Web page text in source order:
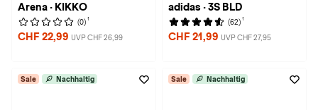
Arena · KIKKO
(0) 1
CHF 22,99 UVP CHF 26,99
adidas · 3S BLD
(62) 1
CHF 21,99 UVP CHF 27,95
Sale Nachhaltig Sale Nachhaltig